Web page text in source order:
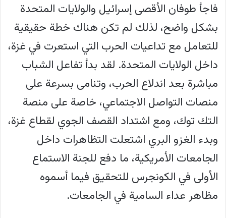
فاجأ طوفان الأقصى إسرائيل والولايات المتحدة
بشكل واضح، لذلك لم تكن هناك خطة حقيقية
للتعامل مع تداعيات الحرب التي استعرت في غزة،
داخل الولايات المتحدة. لقد بدأ تفاعل الشباب
مباشرة بعد اندلاع الحرب، وتنامى بسرعة على
منصات التواصل الاجتماعي، خاصة على منصة
التك توك، ومع اشتداد القصف الجوي لقطاع غزة،
وبدء الغزو البري اشتعلت التظاهرات داخل
الجامعات الأمريكية، ما دفع للجنة الاستماع
الأولى في الكونجرس للتحقيق فيما أسموه
مظاهر عداء السامية في الجامعات.